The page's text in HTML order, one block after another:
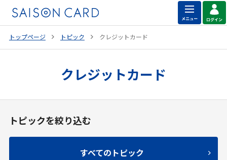
トップページ トピック クレジットカード
クレジットカード
トピックを絞り込む
すべてのトピック